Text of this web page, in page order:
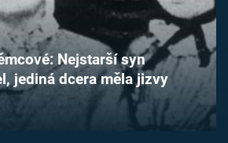
Nejstarší syn
jediná dcera měla jizvy